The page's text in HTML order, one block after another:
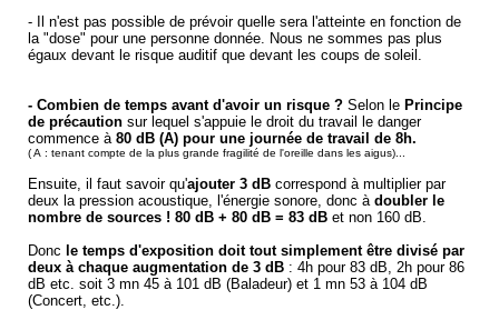
- Il n'est pas possible de prévoir quelle sera l'atteinte en fonction de
la "dose" pour une personne donnée. Nous ne sommes pas plus
égaux devant le risque auditif que devant les coups de soleil.
- Combien de temps avant d'avoir un risque ? Selon le Principe
de précaution sur lequel s'appuie le droit du travail le danger
commence à 80 dB (A) pour une journée de travail de 8h.
( A : tenant compte de la plus grande fragilité de l'oreille dans les aigus)...
Ensuite, il faut savoir qu'ajouter 3 dB correspond à multiplier par
deux la pression acoustique, l'énergie sonore, donc à doubler le
nombre de sources ! 80 dB + 80 dB = 83 dB et non 160 dB.
Donc le temps d'exposition doit tout simplement être divisé par
deux à chaque augmentation de 3 dB : 4h pour 83 dB, 2h pour 86
dB etc. soit 3 mn 45 à 101 dB (Baladeur) et 1 mn 53 à 104 dB
(Concert, etc.).